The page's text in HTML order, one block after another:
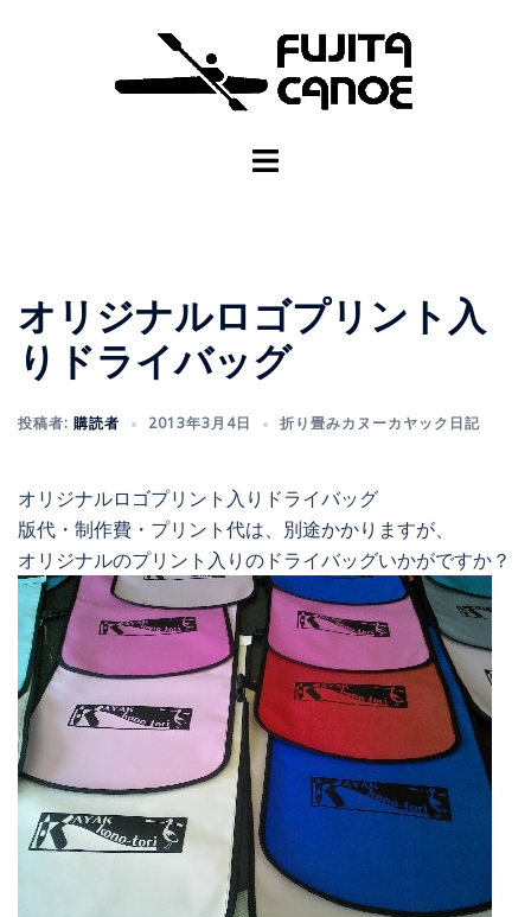
オリジナルロゴプリント入
りドライバッグ
投稿者: 購読者 2013年3月4日 折り畳みカヌーカヤック日記
オリジナルロゴプリント入りドライバッグ
版代・制作費・プリント代は、別途かかりますが、
オリジナルのプリント入りのドライバッグいかがですか？